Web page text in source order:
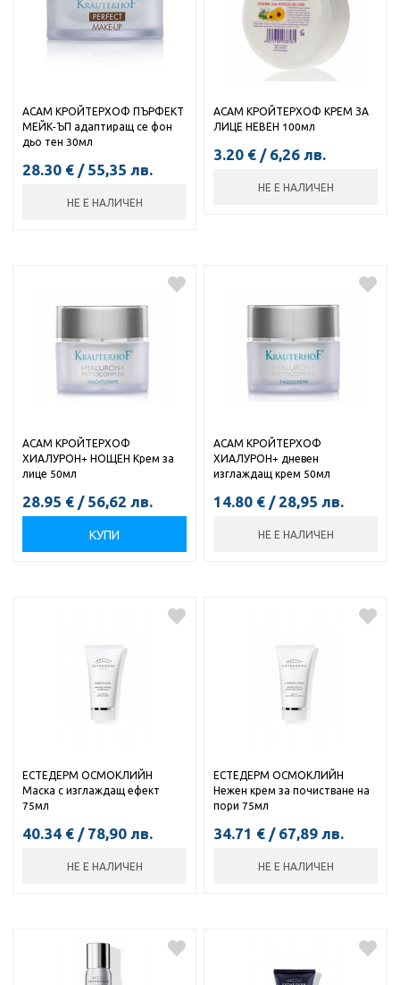
АСАМ КРОЙТЕРХОФ ПЪРФЕКТ
МЕЙК-ЪП адаптиращ се фон
дьо тен 30мл
28.30 € / 55,35 лв.
НЕ Е НАЛИЧЕН
АСАМ КРОЙТЕРХОФ КРЕМ ЗА
ЛИЦЕ НЕВЕН 100мл
3.20 € / 6,26 лв.
НЕ Е НАЛИЧЕН
АСАМ КРОЙТЕРХОФ
ХИАЛУРОН+ НОЩЕН Крем за
лице 50мл
28.95 € / 56,62 лв.
КУПИ
АСАМ КРОЙТЕРХОФ
ХИАЛУРОН+ дневен
изглаждащ крем 50мл
14.80 € / 28,95 лв.
НЕ Е НАЛИЧЕН
ЕСТЕДЕРМ ОСМОКЛИЙН
Маска с изглаждащ ефект
75мл
40.34 € / 78,90 лв.
НЕ Е НАЛИЧЕН
ЕСТЕДЕРМ ОСМОКЛИЙН
Нежен крем за почистване на
пори 75мл
34.71 € / 67,89 лв.
НЕ Е НАЛИЧЕН